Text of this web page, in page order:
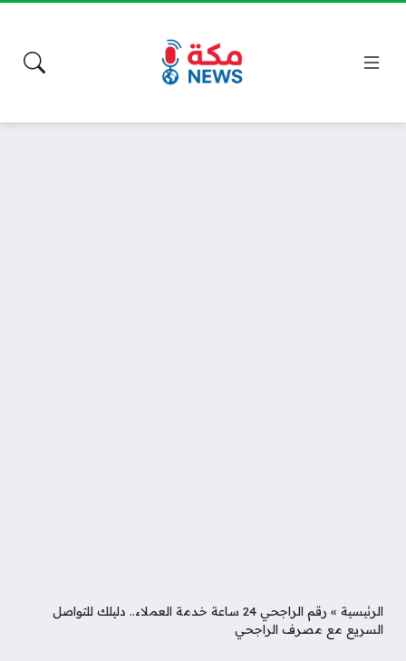
الرئيسية »
رقم الراجحي 24 ساعة خدمة العملاء.. دليلك للتواصل
السريع مع مصرف الراجحي